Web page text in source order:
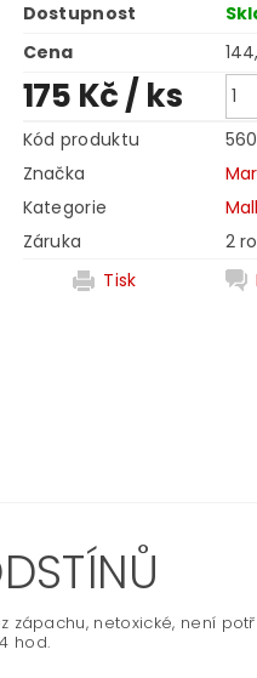
Dostupnost
Cena
175 Kč/ ks
Kód produktu
Značka
Kategorie
Záruka
2
Tisk
netoxické, není
hod.